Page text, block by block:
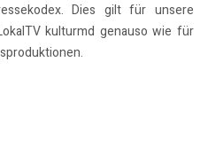
Dies gilt für unsere
kulturmd genauso wie für